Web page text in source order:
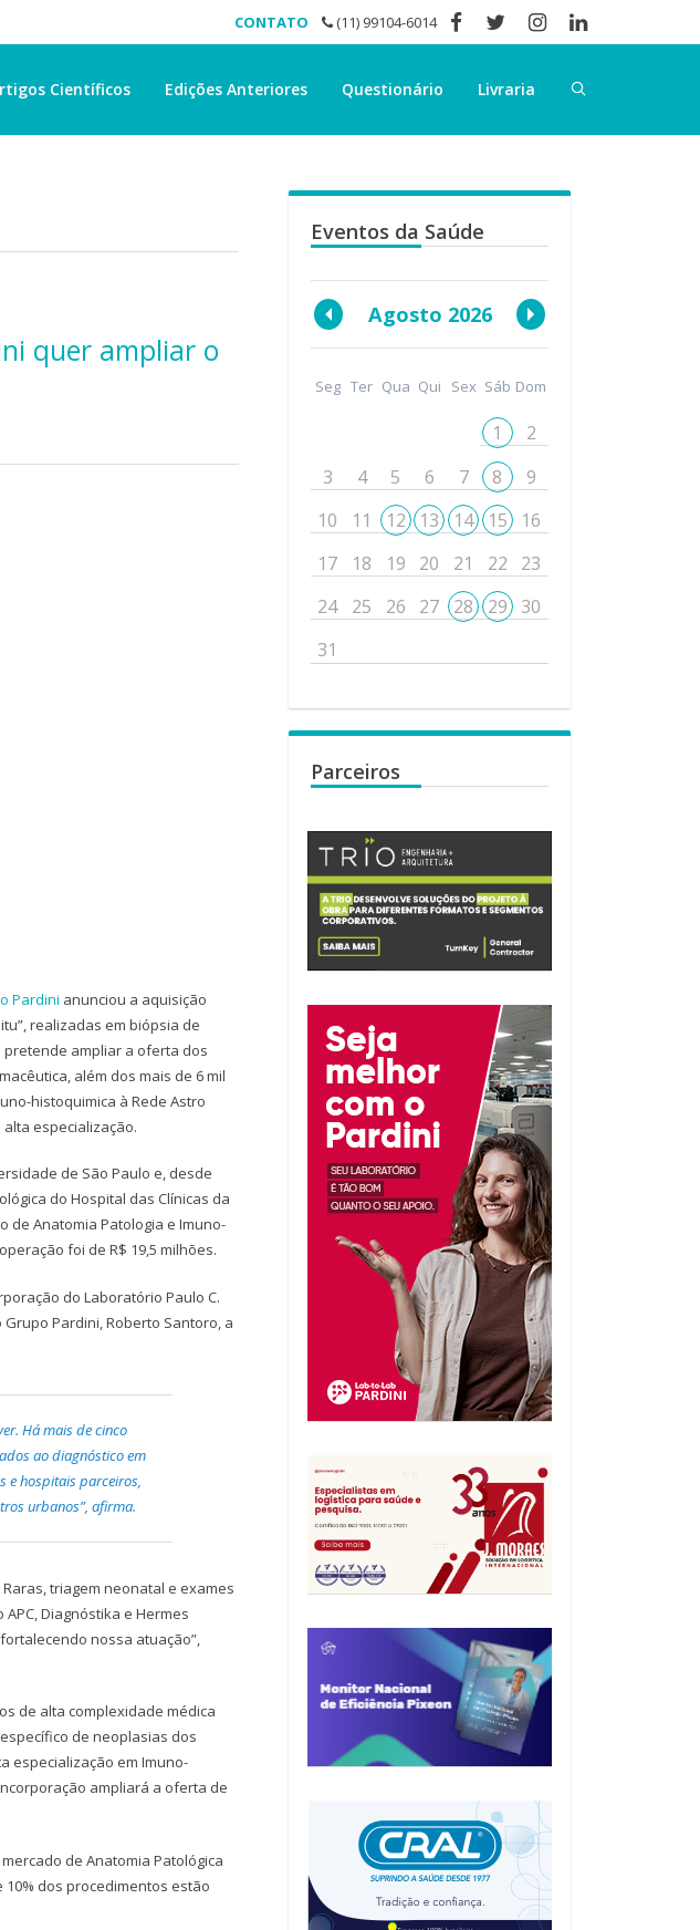
CONTATO (11) 99104-6014
Científicos Edições Anteriores Questionário Livraria
quer ampliar o
Pardini anunciou a aquisição
realizadas em biópsia de
pretende ampliar a oferta dos
além dos mais de 6 mil
histoquimica à Rede Astro
especialização.
de São Paulo e, desde
do Hospital das Clínicas da
de Anatomia Patologia e Imuno-
foi de R$ 19,5 milhões.
do Laboratório Paulo C.
Pardini, Roberto Santoro, a
Há mais de cinco
ao diagnóstico em
e hospitais parceiros,
urbanos”, afirma.
triagem neonatal e exames
Diagnóstika e Hermes
nossa atuação”,
de alta complexidade médica
de neoplasias dos
especialização em Imuno-
ampliará a oferta de
de Anatomia Patológica
10% dos procedimentos estão
Eventos da Saúde
Agosto 2026
Seg Ter Qua Qui Sex Sáb Dom
1
2
3
4 5 6 7 8
9
10
11 12 13 14 15
16
17
18 19 20 21 22
23
24
25 26 27 28 29
30
31
Parceiros